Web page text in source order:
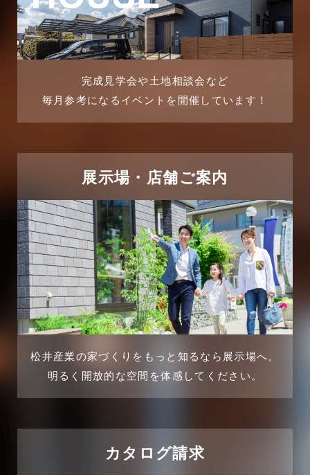
完成見学会や土地相談会など
毎月参考になるイベントを開催しています！
展示場・店舗ご案内
松井産業の家づくりをもっと知るなら展示場へ。
明るく開放的な空間を体感してください。
カタログ請求